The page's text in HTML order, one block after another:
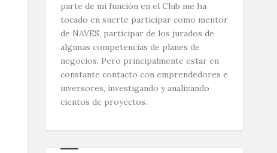
parte de mi función en el Club me ha
tocado en suerte participar como mentor
de NAVES, participar de los jurados de
algunas competencias de planes de
negocios. Pero principalmente estar en
constante contacto con emprendedores e
inversores, investigando y analizando
cientos de proyectos.